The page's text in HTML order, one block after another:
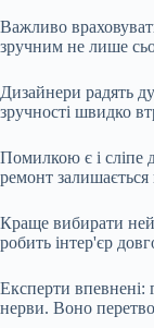
Важливо
зручним не лише
Дизайнери радять
зручності швидко
Помилкою є і сліпе
ремонт залишається
Краще вибирати
робить інтер'єр
Експерти впевнені:
нерви. Воно